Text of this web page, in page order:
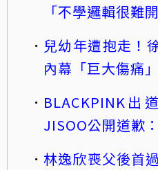
「不學邏輯很難
兒幼年遭抱走！
內幕「巨大傷痛」
BLACKPINK出
JISOO公開道歉
林逸欣喪父後首